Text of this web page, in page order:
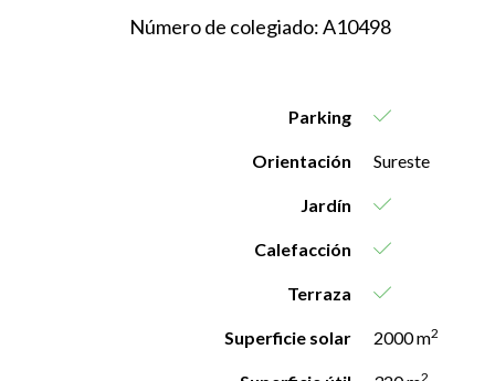
Número de colegiado: A10498
Parking
Orientación Sureste
Jardín
Calefacción
Terraza
Superficie solar 2000 m2
2